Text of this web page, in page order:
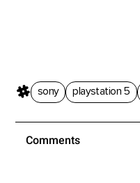
sony playstation 5